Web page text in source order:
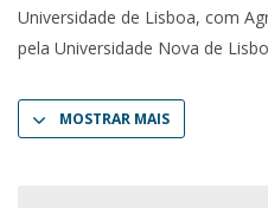
Universidade de Lisboa, com
pela Universidade Nova de
MOSTRAR MAIS